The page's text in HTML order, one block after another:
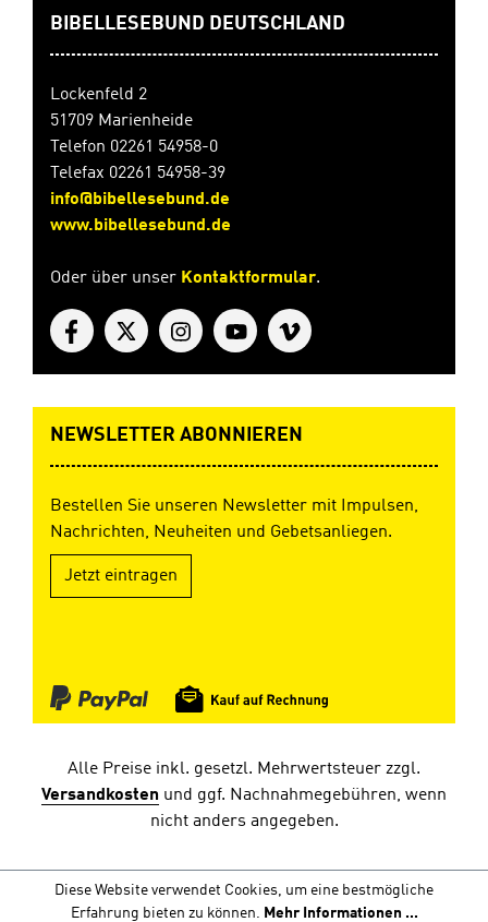
BIBELLESEBUND DEUTSCHLAND
Lockenfeld 2
51709 Marienheide
Telefon 02261 54958-0
Telefax 02261 54958-39
info@bibellesebund.de
www.bibellesebund.de
Oder über unser Kontaktformular.
NEWSLETTER ABONNIEREN
Bestellen Sie unseren Newsletter mit Impulsen,
Nachrichten, Neuheiten und Gebetsanliegen.
Jetzt eintragen
Alle Preise inkl. gesetzl. Mehrwertsteuer zzgl.
Versandkosten und ggf. Nachnahmegebühren, wenn
nicht anders angegeben.
Diese Website verwendet Cookies, um eine bestmögliche
Erfahrung bieten zu können. Mehr Informationen ...